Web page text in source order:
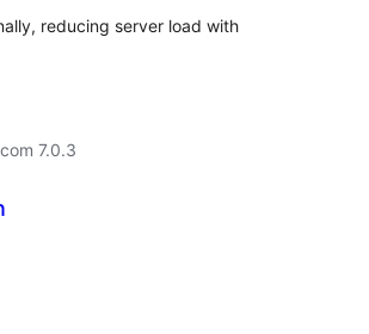
reducing server load with
7.0.3